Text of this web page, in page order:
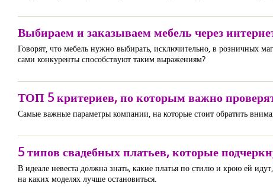
Выбираем и заказываем мебель через
Говорят, что мебель нужно выбирать, исключительно, в розничных
сами конкуренты способствуют таким выражениям?
ТОП 5 критериев, по которым важно
Самые важные параметры компании, на которые стоит обратить
5 типов свадебных платьев, которые
В идеале невеста должна знать, какие платья по стилю и крою ей
на каких моделях лучше остановиться.